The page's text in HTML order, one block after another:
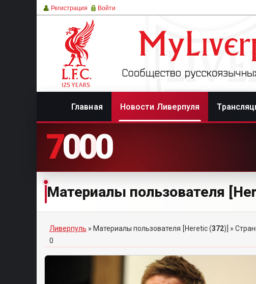
Регистрация Войти
Главная Новости Ливерпуля
7000
Материалы пользователя
Ливерпуль » Материалы пользователя [Heretic (372)] »
0